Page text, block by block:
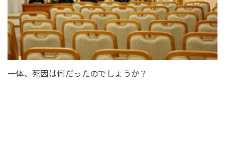
一体、死因は何だったのでしょうか？